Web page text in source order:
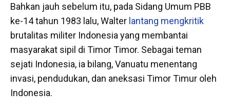
Bahkan jauh sebelum itu, pada Sidang Umum PBB
ke-14 tahun 1983 lalu, Walter lantang mengkritik
brutalitas militer Indonesia yang membantai
masyarakat sipil di Timor Timor. Sebagai teman
sejati Indonesia, ia bilang, Vanuatu menentang
invasi, pendudukan, dan aneksasi Timor Timur oleh
Indonesia.